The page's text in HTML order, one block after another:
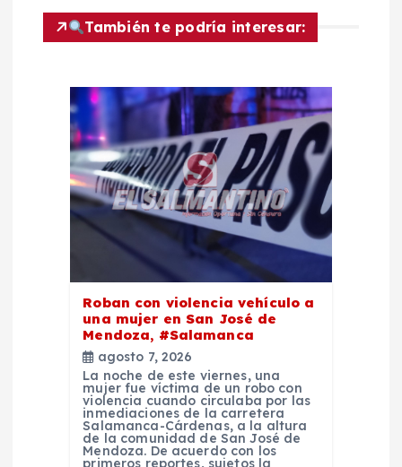
n
También te podría interesar:
Roban con violencia vehículo a
una mujer en San José de
Mendoza, #Salamanca
agosto 7, 2026
La noche de este viernes, una
mujer fue víctima de un robo con
violencia cuando circulaba por las
inmediaciones de la carretera
Salamanca-Cárdenas, a la altura
de la comunidad de San José de
Mendoza. De acuerdo con los
primeros reportes, sujetos la